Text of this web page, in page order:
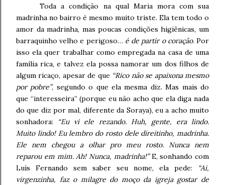
Toda a condição na qual Maria mora com sua
madrinha no bairro é mesmo muito triste. Ela tem todo o
amor da madrinha, mas poucas condições higiênicas, um
barraquinho velho e perigoso… é de partir o coração. Por
isso ela quer trabalhar como empregada na casa de uma
família rica, e talvez ela possa namorar um dos filhos de
algum ricaço, apesar de que “Rico não se apaixona mesmo
por pobre”, segundo o que ela mesma diz. Mas mais do
que “interesseira” (porque eu não acho que ela diga nada
do que diz por mal, diferente da Soraya), eu a acho muito
sonhadora:
“Eu vi ele rezando. Huh, gente, era lindo.
Muito lindo! Eu lembro do rosto dele direitinho, madrinha.
Ele nem chegou a olhar pro meu rosto. Nunca nem
reparou em mim. Ah! Nunca, madrinha!”E, sonhando com
Luís Fernando sem saber seu nome, ela pede:
“Ai,
virgenzinha, faz o milagre do moço da igreja gostar de